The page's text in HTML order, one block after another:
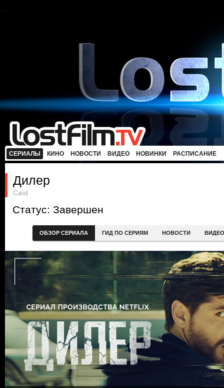
СЕРИАЛЫ КИНО НОВОСТИ ВИДЕО НОВИНКИ РАСПИСАНИЕ
Дилер
Caïd
Статус: Завершен
ОБЗОР СЕРИАЛА ГИД ПО СЕРИЯМ НОВОСТИ ВИДЕО